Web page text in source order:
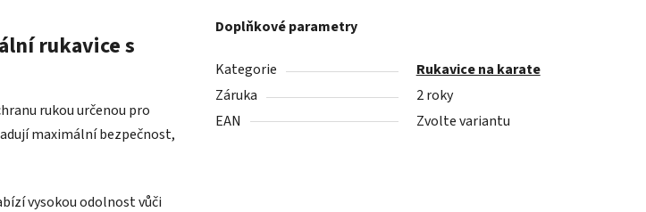
rukavice s
rukou určenou pro
maximální bezpečnost,
vysokou odolnost vůči
Doplňkové parametry
Kategorie
Rukavice na karate
Záruka
2 roky
EAN
Zvolte variantu